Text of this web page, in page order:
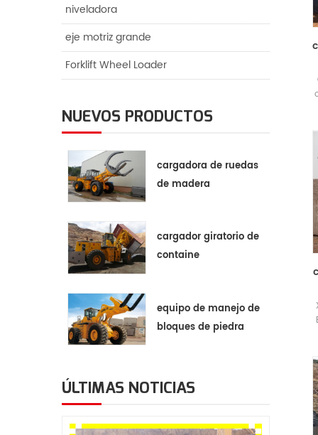
niveladora
eje motriz grande
Forklift Wheel Loader
NUEVOS PRODUCTOS
cargadora de ruedas
de madera
cargador giratorio de
containe
equipo de manejo de
bloques de piedra
ÚLTIMAS NOTICIAS